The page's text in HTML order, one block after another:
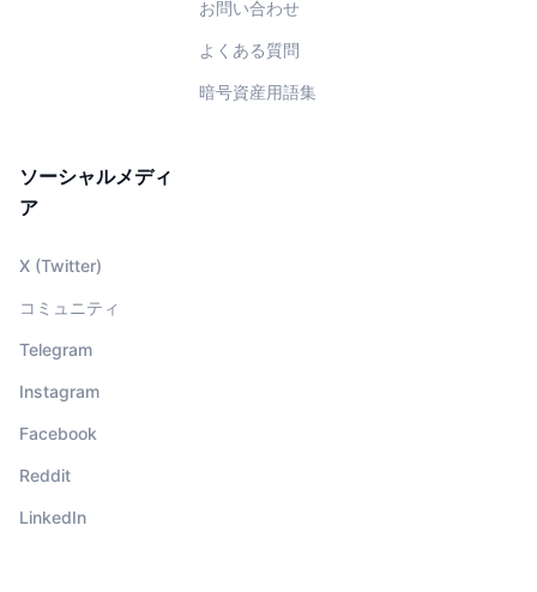
お問い合わせ
よくある質問
暗号資産用語集
ソーシャルメディ
ア
X (Twitter)
コミュニティ
Telegram
Instagram
Facebook
Reddit
LinkedIn